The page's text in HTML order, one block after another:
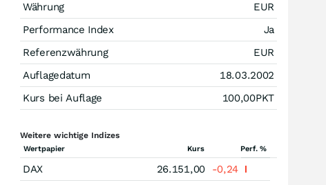
Währung
EUR
Performance Index
Ja
Referenzwährung
EUR
Auflagedatum
18.03.2002
Kurs bei Auflage
100,00PKT
Weitere wichtige Indizes
Wertpapier Kurs Perf. %
DAX 26.151,00
-0,24